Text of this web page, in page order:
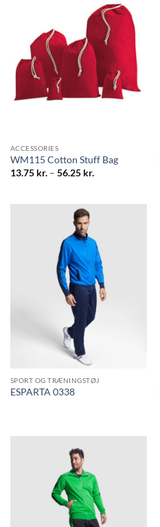
ACCESSORIES
WM115 Cotton Stuff Bag
13.75 kr. – 56.25 kr.
SPORT OG TRÆNINGSTØJ
ESPARTA 0338